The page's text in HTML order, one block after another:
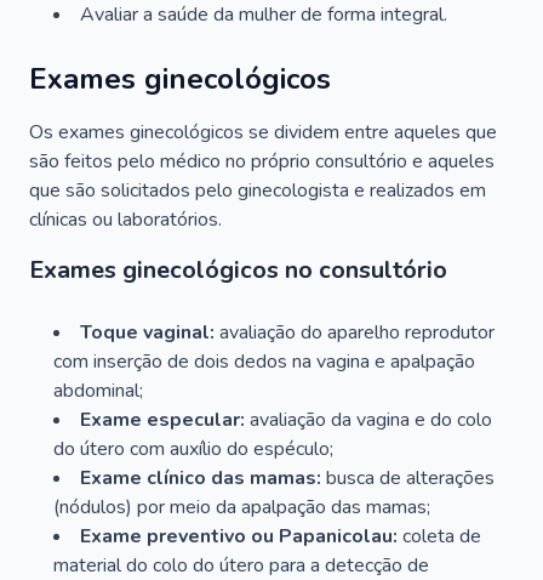
Avaliar a saúde da mulher de forma integral.
Exames ginecológicos
Os exames ginecológicos se dividem entre aqueles que
são feitos pelo médico no próprio consultório e aqueles
que são solicitados pelo ginecologista e realizados em
clínicas ou laboratórios.
Exames ginecológicos no consultório
Toque vaginal: avaliação do aparelho reprodutor
com inserção de dois dedos na vagina e apalpação
abdominal;
Exame especular: avaliação da vagina e do colo
do útero com auxílio do espéculo;
Exame clínico das mamas: busca de alterações
(nódulos) por meio da apalpação das mamas;
Exame preventivo ou Papanicolau: coleta de
material do colo do útero para a detecção de